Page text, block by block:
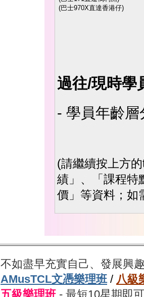
(巴士970X直達香港仔)
過往/現時學
- 學員年齡
(請繼續按上方
績」、「課程特
價」等資料；如
不如盡早充實自己、發展興
AMusTCL文憑樂理班/ 八級
五級樂理班- 最短10星期即